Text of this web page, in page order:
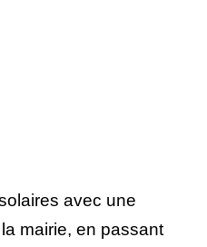
avec une
mairie, en passant